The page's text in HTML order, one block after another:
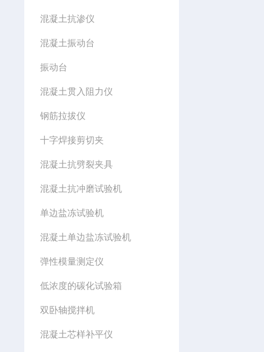
混凝土抗渗仪
混凝土振动台
振动台
混凝土贯入阻力仪
钢筋拉拔仪
十字焊接剪切夹
混凝土抗劈裂夹具
混凝土抗冲磨试验机
单边盐冻试验机
混凝土单边盐冻试验机
弹性模量测定仪
低浓度的碳化试验箱
双卧轴搅拌机
混凝土芯样补平仪